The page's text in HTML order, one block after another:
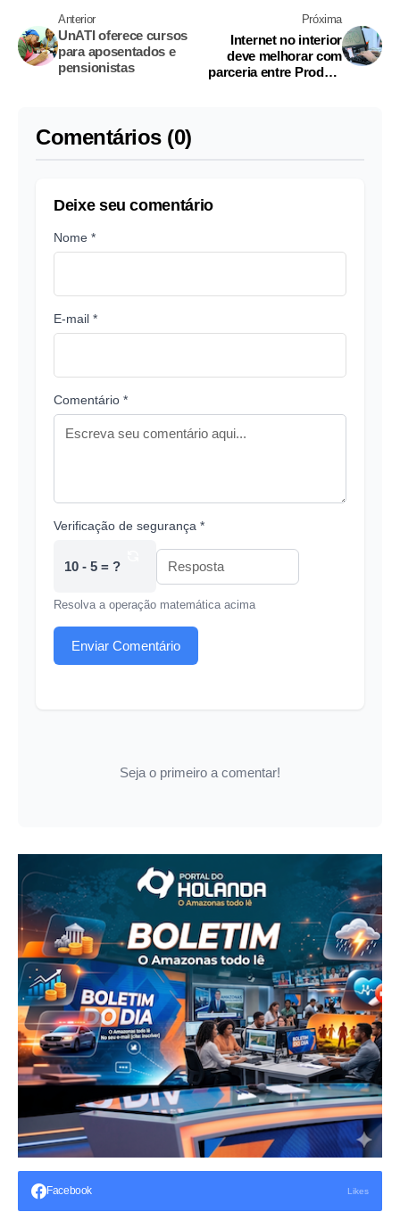
Anterior
UnATI oferece cursos
para aposentados e
pensionistas
Próxima
Internet no interior
deve melhorar com
parceria entre Prodam
Comentários (0)
Deixe seu comentário
Nome *
E-mail *
Comentário *
Verificação de segurança *
10 - 5 = ?
Resolva a operação matemática acima
Enviar Comentário
Seja o primeiro a comentar!
Facebook Likes